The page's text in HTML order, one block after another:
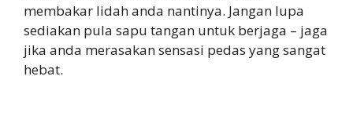
membakar lidah anda nantinya. Jangan lupa
sediakan pula sapu tangan untuk berjaga – jaga
jika anda merasakan sensasi pedas yang sangat
hebat.